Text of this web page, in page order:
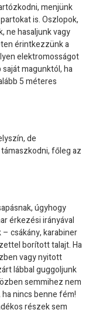
menjünk
is. Oszlopok,
ne hasaljunk vagy
érintkezzünk a
elektromosságot
magunktól, ha
5 méteres
de
főleg az
úgyhogy
érkezési irányával
csákány, karabiner
borított talajt. Ha
vagy nyitott
lábbal guggoljunk
semmihez nem
nincs benne fém!
részek sem